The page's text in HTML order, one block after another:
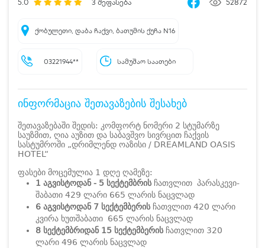
5.0 3 შეფასება 52872
ქობულეთი, დაბა ჩაქვი, ბათუმის ქუჩა N16
03221944** სამუშაო საათები
ინფორმაცია შეთავაზების შესახებ
შეთავაზებაში შედის: კომფორტ ნომერი 2 სტუმარზე
საუზმით, ღია აუზით და საბავშვო სივრცით ჩაქვის
სასტუმროში „დრიმლენდ ოაზისი / DREAMLAND OASIS
HOTEL“
ფასები მოცემულია 1 დღე ღამეზე:
1 აგვისტოდან - 5 სექტემბრის ჩათვლით პარასკევი-
შაბათი 429 ლარი 665 ლარის ნაცვლად
6 აგვისტოდან 7 სექტემბერის ჩათვლით 420 ლარი
კვირა ხუთშაბათი 665 ლარის ნაცვლად
8 სექტემბრიდან 15 სექტემბერის ჩათვლით 320
ლარი 496 ლარის ნაცვლად